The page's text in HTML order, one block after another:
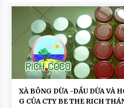
à
hi
ê
n:
R
H
O
Ạ
XÀ BÔNG DỪA -DẦU DỪA VÀ
G CỦA CTY BE THE RICH